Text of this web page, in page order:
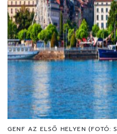
GENF AZ ELSŐ HELYEN (FOTÓ: